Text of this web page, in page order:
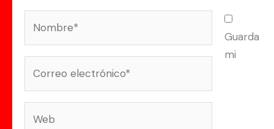
Guarda
mi